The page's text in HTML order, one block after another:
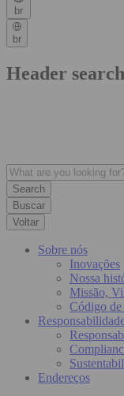
br
br
Header
Buscar
Voltar
Sobre nós
Inovações
Nossa
Missão,
Código de
Endereços